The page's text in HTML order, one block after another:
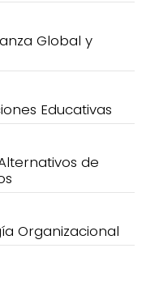
Global y
Educativas
de
Organizacional